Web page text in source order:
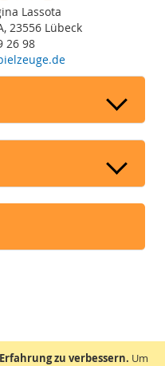
zu verbessern. Um
Lassota
23556 Lübeck
26 98
von